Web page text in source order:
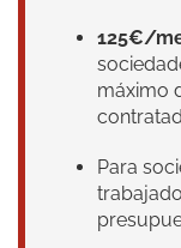
125€/
máximo
Para